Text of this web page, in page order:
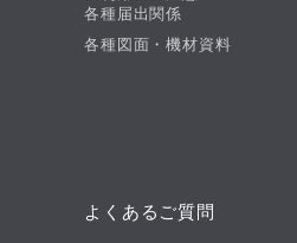
各種届出関係
各種図面・機材資料
よくあるご質問